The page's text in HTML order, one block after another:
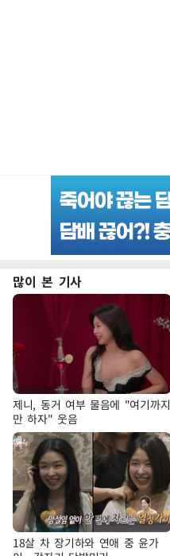
많이 본 기사
제니, 동거 여부 물음에 "여기까지
만 하자" 웃음
18살 차 장기하와 연애 중 윤가